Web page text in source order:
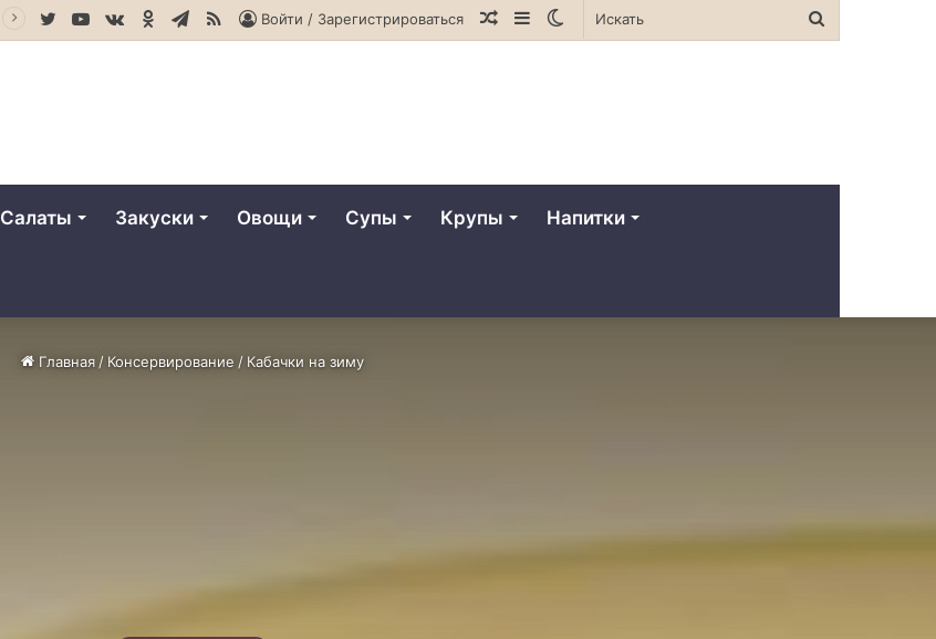
Switch
Sidebar
Случайная
Войти / Зарегистрироваться
RSS
Telegram
Одноклассники
vk.com
YouTube
Twitter
Салаты Закуски Овощи Супы Крупы Напитки
Главная / Консервирование / Кабачки на зиму